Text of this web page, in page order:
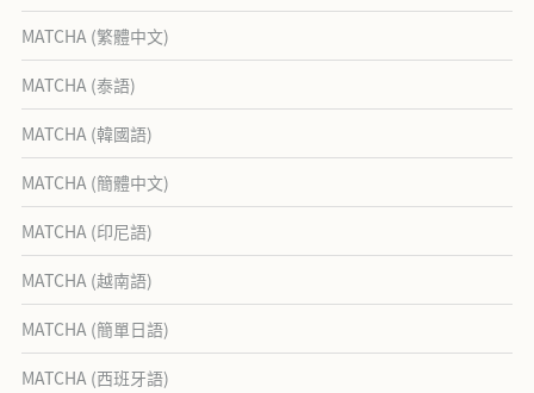
MATCHA (繁體中文)
MATCHA (泰語)
MATCHA (韓國語)
MATCHA (簡體中文)
MATCHA (印尼語)
MATCHA (越南語)
MATCHA (簡單日語)
MATCHA (西班牙語)